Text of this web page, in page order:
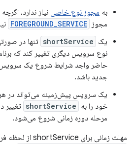
به مجوز نوع خاصی نیاز ندارد،
مجوز FOREGROUND_SERVICE
یک shortService تنها در
نوع سرویس دیگری تغییر کند که
حاضر واجد شرایط شروع یک
جدید باشد.
یک سرویس پیش‌زمینه می‌تواند در
خود را به shortService تغییر
مرحله دوره زمانی شروع می‌شود.
مهلت زمانی برای shortService از لحظه فراخوانی